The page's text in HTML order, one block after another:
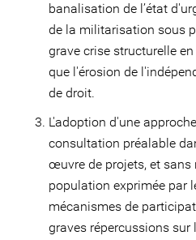
banalisation de l’état
de la militarisation sous
grave crise structurelle
que l'érosion de
de droit.
L'adoption d'une
consultation préalable
œuvre de projets, et sans
population exprimée par
mécanismes de
graves répercussions